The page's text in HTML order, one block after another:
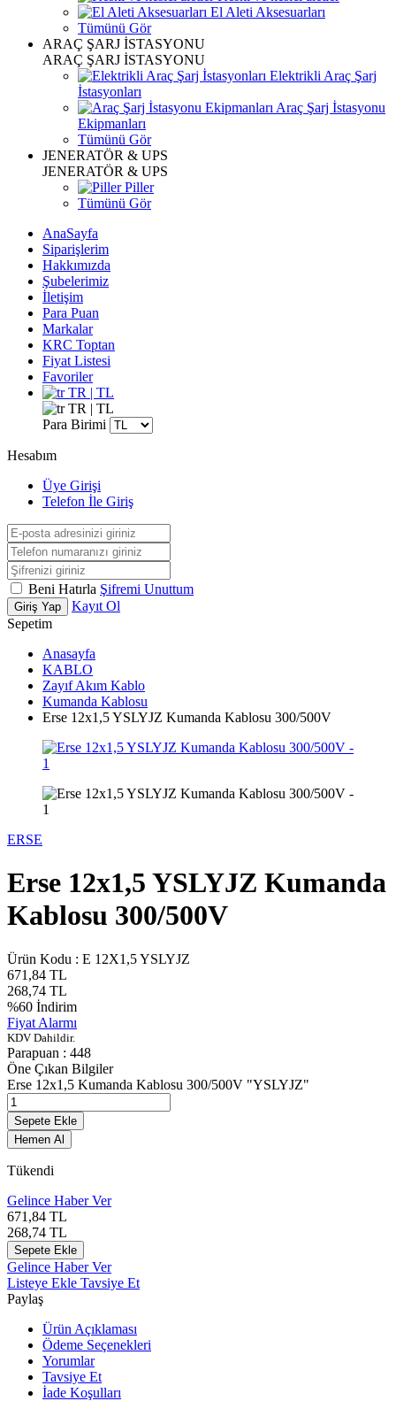
El Aleti Aksesuarları
Tümünü Gör
ARAÇ ŞARJ İSTASYONU
ARAÇ ŞARJ İSTASYONU
Elektrikli Araç Şarj
İstasyonları
Araç Şarj İstasyonu
Ekipmanları
Tümünü Gör
JENERATÖR & UPS
JENERATÖR & UPS
Piller
Tümünü Gör
AnaSayfa
Siparişlerim
Hakkımızda
Şubelerimiz
İletişim
Para Puan
Markalar
KRC Toptan
Fiyat Listesi
Favoriler
TR | TL
TR | TL
Para Birimi
Hesabım
Üye Girişi
Telefon İle Giriş
Beni Hatırla Şifremi Unuttum
Giriş Yap
Kayıt Ol
Sepetim
Anasayfa
KABLO
Zayıf Akım Kablo
Kumanda Kablosu
Erse 12x1,5 YSLYJZ Kumanda Kablosu 300/500V
ERSE
Erse 12x1,5 YSLYJZ Kumanda
Kablosu 300/500V
Ürün Kodu : E 12X1,5 YSLYJZ
671,84 TL
268,74 TL
%60 İndirim
Fiyat Alarmı
KDV Dahildir.
Parapuan : 448
Öne Çıkan Bilgiler
Erse 12x1,5 Kumanda Kablosu 300/500V "YSLYJZ"
Sepete Ekle
Hemen Al
Tükendi
Gelince Haber Ver
671,84 TL
268,74 TL
Sepete Ekle
Gelince Haber Ver
Listeye Ekle Tavsiye Et
Paylaş
Ürün Açıklaması
Ödeme Seçenekleri
Yorumlar
Tavsiye Et
İade Koşulları